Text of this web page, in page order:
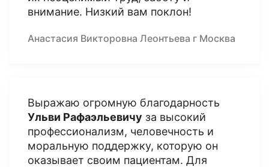
внимание. Низкий вам поклон!
Анастасия Викторовна Леонтьева г Москва
Выражаю огромную благодарность
Ульви Рафаэльевичу за высокий
профессионализм, человечность и
моральную поддержку, которую он
оказывает своим пациентам. Для